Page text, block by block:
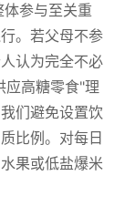
体参与至关重
。若父母不参
认为完全不必
应高糖零食"理
们避免设置饮
比例。对每日
果或低盐爆米